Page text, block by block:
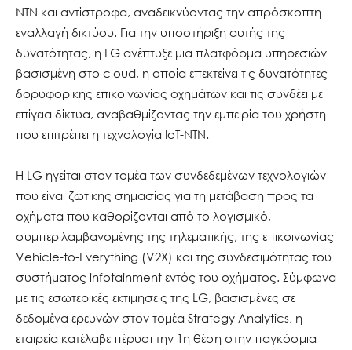
NTN και αντίστροφα, αναδεικνύοντας την απρόσκοπτη
εναλλαγή δικτύου. Για την υποστήριξη αυτής της
δυνατότητας, η LG ανέπτυξε μια πλατφόρμα υπηρεσιών
βασισμένη στο cloud, η οποία επεκτείνει τις δυνατότητες
δορυφορικής επικοινωνίας οχημάτων και τις συνδέει με
επίγεια δίκτυα, αναβαθμίζοντας την εμπειρία του χρήστη
που επιτρέπει η τεχνολογία IoT-NTN.
Η LG ηγείται στον τομέα των συνδεδεμένων τεχνολογιών
που είναι ζωτικής σημασίας για τη μετάβαση προς τα
οχήματα που καθορίζονται από το λογισμικό,
συμπεριλαμβανομένης της τηλεματικής, της επικοινωνίας
Vehicle-to-Everything (V2X) και της συνδεσιμότητας του
συστήματος infotainment εντός του οχήματος. Σύμφωνα
με τις εσωτερικές εκτιμήσεις της LG, βασισμένες σε
δεδομένα ερευνών στον τομέα Strategy Analytics, η
εταιρεία κατέλαβε πέρυσι την 1η θέση στην παγκόσμια